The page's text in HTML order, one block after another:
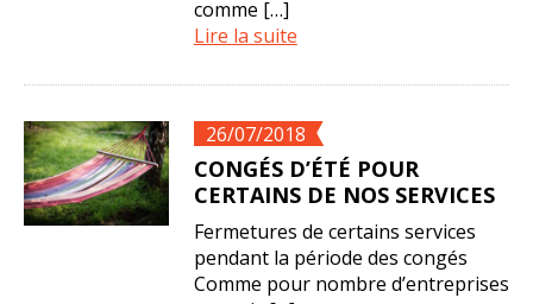
comme […]
Lire la suite
26/07/2018
CONGÉS D’ÉTÉ POUR
CERTAINS DE NOS SERVICES
Fermetures de certains services
pendant la période des congés
Comme pour nombre d’entreprises